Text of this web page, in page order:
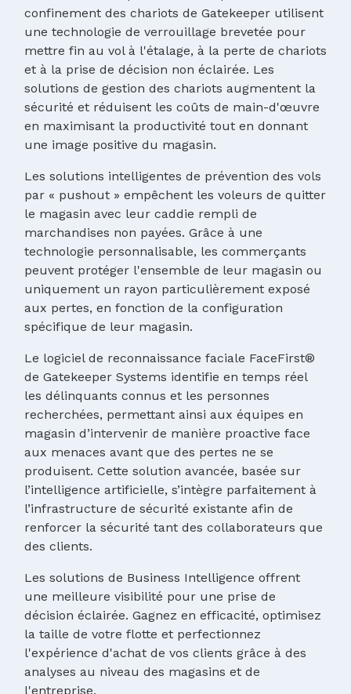
confinement des chariots de Gatekeeper utilisent
une technologie de verrouillage brevetée pour
mettre fin au vol à l'étalage, à la perte de chariots
et à la prise de décision non éclairée. Les
solutions de gestion des chariots augmentent la
sécurité et réduisent les coûts de main-d'œuvre
en maximisant la productivité tout en donnant
une image positive du magasin.
Les solutions intelligentes de prévention des vols
par « pushout » empêchent les voleurs de quitter
le magasin avec leur caddie rempli de
marchandises non payées. Grâce à une
technologie personnalisable, les commerçants
peuvent protéger l'ensemble de leur magasin ou
uniquement un rayon particulièrement exposé
aux pertes, en fonction de la configuration
spécifique de leur magasin.
Le logiciel de reconnaissance faciale FaceFirst®
de Gatekeeper Systems identifie en temps réel
les délinquants connus et les personnes
recherchées, permettant ainsi aux équipes en
magasin d’intervenir de manière proactive face
aux menaces avant que des pertes ne se
produisent. Cette solution avancée, basée sur
l’intelligence artificielle, s’intègre parfaitement à
l’infrastructure de sécurité existante afin de
renforcer la sécurité tant des collaborateurs que
des clients.
Les solutions de Business Intelligence offrent
une meilleure visibilité pour une prise de
décision éclairée. Gagnez en efficacité, optimisez
la taille de votre flotte et perfectionnez
l'expérience d'achat de vos clients grâce à des
analyses au niveau des magasins et de
l'entreprise.